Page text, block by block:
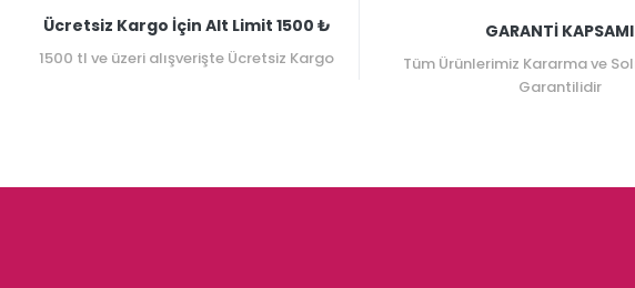
Ücretsiz Kargo İçin Alt Limit 1500 ₺
1500 tl ve üzeri alışverişte Ücretsiz Kargo
GARANTİ KAPSAMI
Tüm Ürünlerimiz Kararma ve
Garantilidir